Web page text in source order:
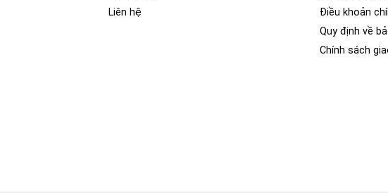
Liên hệ
Điều khoản
Quy định về
Chính sách